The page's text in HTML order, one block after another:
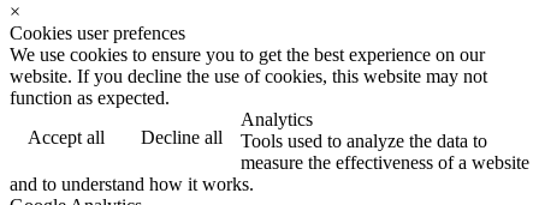
×
Cookies user prefences
We use cookies to ensure you to get the best experience on our
website. If you decline the use of cookies, this website may not
function as expected.
Accept all
Decline all
Analytics
Tools used to analyze the data to
measure the effectiveness of a website
and to understand how it works.